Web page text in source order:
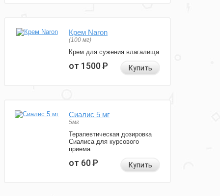
Крем Naron
(100 мг)
Крем для сужения влагалища
от 1500Р Купить
Сиалис 5 мг
5мг
Терапевтическая дозировка
Сиалиса для курсового
приема
от 60Р Купить